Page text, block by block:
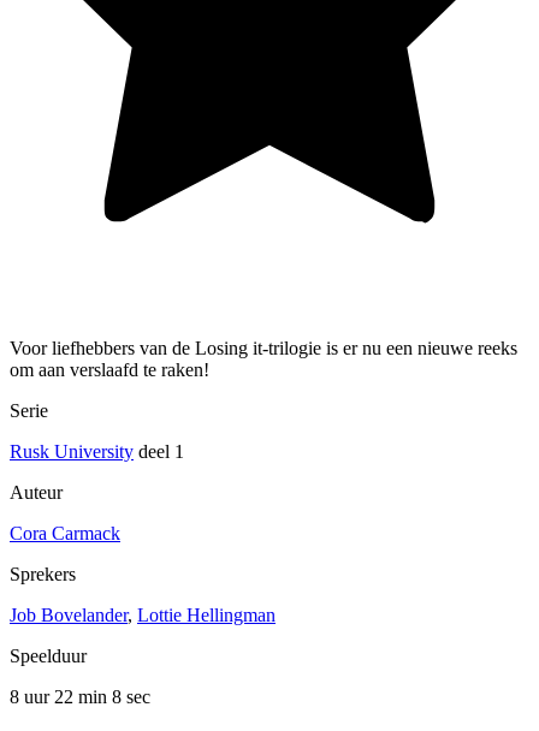
Voor liefhebbers van de Losing it-trilogie is er nu een nieuwe reeks
om aan verslaafd te raken!
Serie
Rusk University deel 1
Auteur
Cora Carmack
Sprekers
Job Bovelander, Lottie Hellingman
Speelduur
8 uur 22 min 8 sec